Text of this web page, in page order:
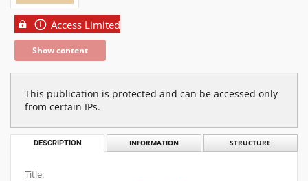
Access Limited
Show content
This publication is protected and can be accessed only
from certain IPs.
DESCRIPTION INFORMATION STRUCTURE
Title: